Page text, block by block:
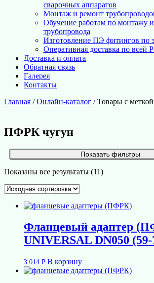
сварочных аппаратов
Монтаж и ремонт
Обучение работам по монтажу
трубопровода
Изготовление ПЭ фитингов по
Оперативная доставка по всей
Доставка и оплата
Обратная связь
Галерея
Контакты
Главная /Онлайн-каталог / Товары с
ПФРК чугун
Показать фильтры
Показаны все результаты (11)
Фланцевый адаптер
UNIVERSAL DN050 (59-
3 014 ₽ В корзину